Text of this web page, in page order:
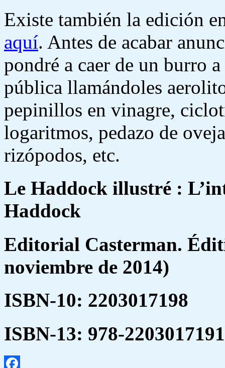
Existe también la edición
aquí. Antes de acabar
pondré a caer de un burro
pública llamándoles
pepinillos en vinagre,
logaritmos, pedazo de
rizópodos, etc.
Le Haddock illustré :
Haddock
Editorial Casterman.
noviembre de 2014)
ISBN-10: 2203017198
ISBN-13: 978-2203017191